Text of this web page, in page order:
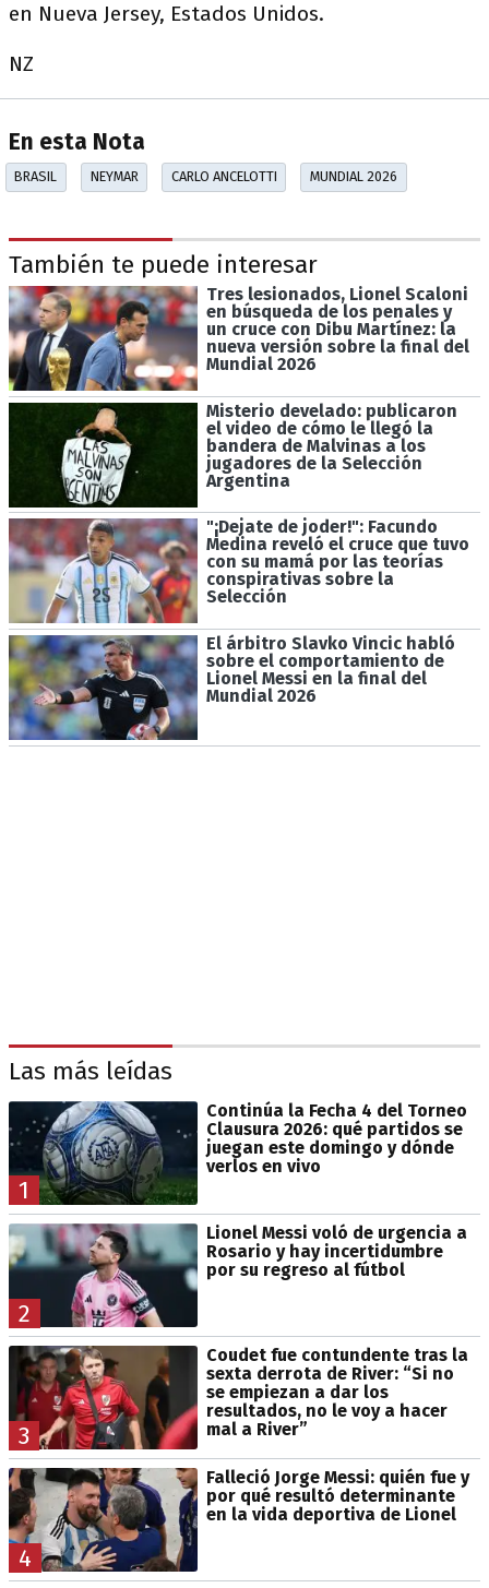
en Nueva Jersey, Estados Unidos.
NZ
En esta Nota
BRASIL NEYMAR CARLO ANCELOTTI MUNDIAL 2026
También te puede interesar
Tres lesionados, Lionel Scaloni
en búsqueda de los penales y
un cruce con Dibu Martínez: la
nueva versión sobre la final del
Mundial 2026
Misterio develado: publicaron
el video de cómo le llegó la
bandera de Malvinas a los
jugadores de la Selección
Argentina
"¡Dejate de joder!": Facundo
Medina reveló el cruce que tuvo
con su mamá por las teorías
conspirativas sobre la
Selección
El árbitro Slavko Vincic habló
sobre el comportamiento de
Lionel Messi en la final del
Mundial 2026
Las más leídas
1
Continúa la Fecha 4 del Torneo
Clausura 2026: qué partidos se
juegan este domingo y dónde
verlos en vivo
2
Lionel Messi voló de urgencia a
Rosario y hay incertidumbre
por su regreso al fútbol
3
Coudet fue contundente tras la
sexta derrota de River: “Si no
se empiezan a dar los
resultados, no le voy a hacer
mal a River”
4
Falleció Jorge Messi: quién fue y
por qué resultó determinante
en la vida deportiva de Lionel